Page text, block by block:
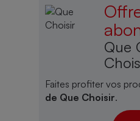
Que
Faites profiter vos
de Que Choisir.